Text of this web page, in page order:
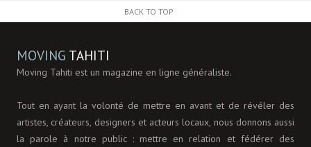
BACK TO TOP
MOVING TAHITI
Moving Tahiti est un magazine en ligne généraliste.
Tout en ayant la volonté de mettre en avant et de révéler des
artistes, créateurs, designers et acteurs locaux, nous donnons aussi
la parole à notre public : mettre en relation et fédérer des